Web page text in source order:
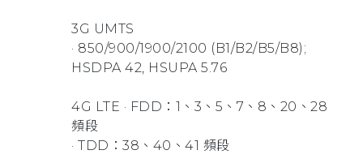
3G UMTS
· 850/900/1900/2100 (B1/B2/B5/B8);
HSDPA 42, HSUPA 5.76
4G LTE · FDD：1、3、5、7、8、20、28
頻段
· TDD：38、40、41 頻段